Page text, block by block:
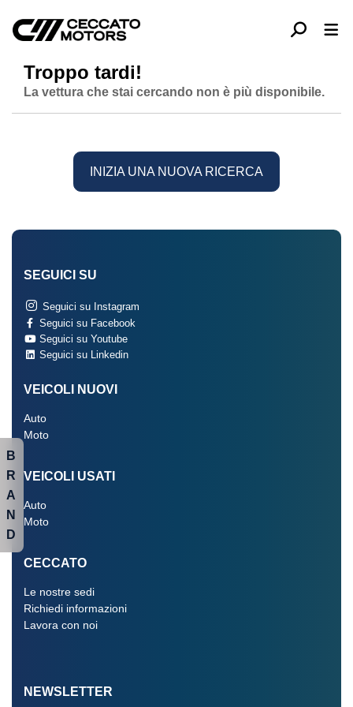
Troppo tardi!
La vettura che stai cercando non è più disponibile.
INIZIA UNA NUOVA RICERCA
SEGUICI SU
Seguici su Instagram
Seguici su Facebook
Seguici su Youtube
Seguici su Linkedin
VEICOLI NUOVI
Auto
Moto
VEICOLI USATI
Auto
Moto
CECCATO
Le nostre sedi
Richiedi informazioni
Lavora con noi
NEWSLETTER
B
R
A
N
D